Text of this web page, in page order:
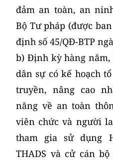
đảm an toàn, an
Bộ Tư pháp (được
định số 45/QĐ-BTP
b) Định kỳ hàng năm,
dân sự có kế hoạch
truyền, nâng cao
năng về an toàn
viên chức và người
tham gia sử dụng
THADS và cử cán